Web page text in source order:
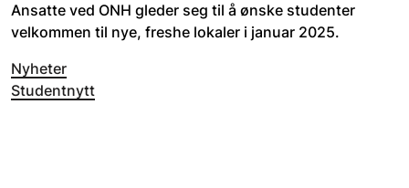
Ansatte ved ONH gleder seg til å ønske studenter
velkommen til nye, freshe lokaler i januar 2025.
Nyheter
Studentnytt